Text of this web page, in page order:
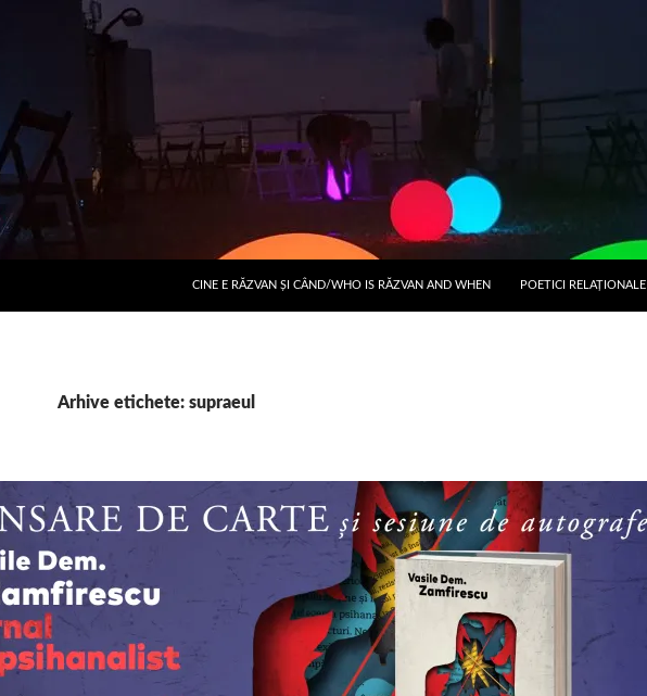
CINE E RĂZVAN ȘI CÂND/WHO IS RĂZVAN AND WHEN POETICI RELAŢIONALE
Arhive etichete: supraeul